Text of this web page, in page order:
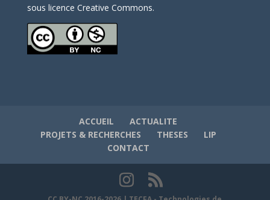
sous licence Creative Commons.
ACCUEIL
ACTUALITE
PROJETS & RECHERCHES
THESES
LIP
CONTACT